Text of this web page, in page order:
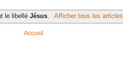
le libelléJésus. Afficher tous les articles
Accueil